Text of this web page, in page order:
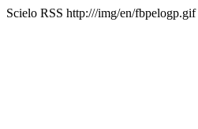
Scielo RSS http:///img/en/fbpelogp.gif